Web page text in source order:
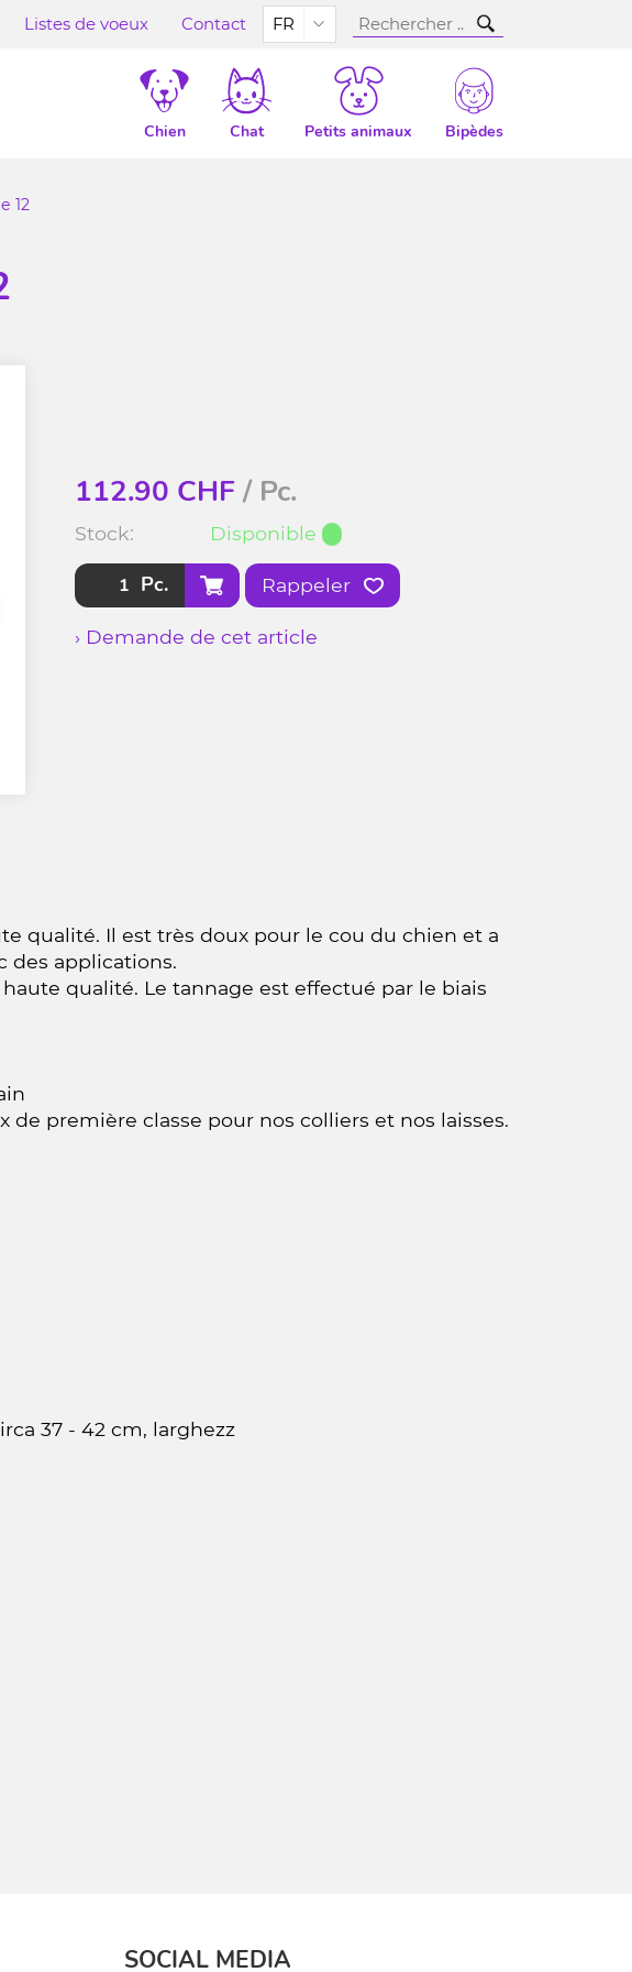
Listes de voeux Contact FR
Chien Chat Petits animaux Bipèdes
12
112.90 CHF/ Pc.
Stock: Disponible
Pc. Rappeler
› Demande de cet article
qualité. Il est très doux pour le cou du chien et a
des applications.
qualité. Le tannage est effectué par le biais
première classe pour nos colliers et nos laisses.
37 - 42 cm, larghezz
SOCIAL MEDIA